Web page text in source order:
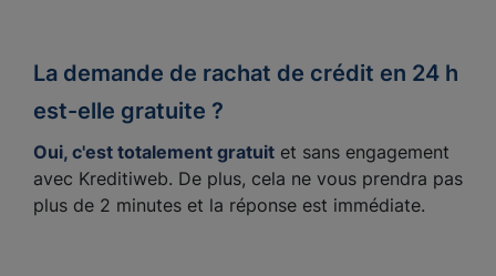
La demande de rachat de crédit en 24 h
est-elle gratuite ?
Oui, c'est totalement gratuit et sans engagement
avec Kreditiweb. De plus, cela ne vous prendra pas
plus de 2 minutes et la réponse est immédiate.